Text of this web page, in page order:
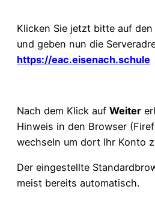
Klicken Sie jetzt bitte auf
und geben nun die
https://eac.eisenach.schule
Nach dem Klick auf Weiter
Hinweis in den Browser
wechseln um dort Ihr Konto
Der eingestellte
meist bereits automatisch.